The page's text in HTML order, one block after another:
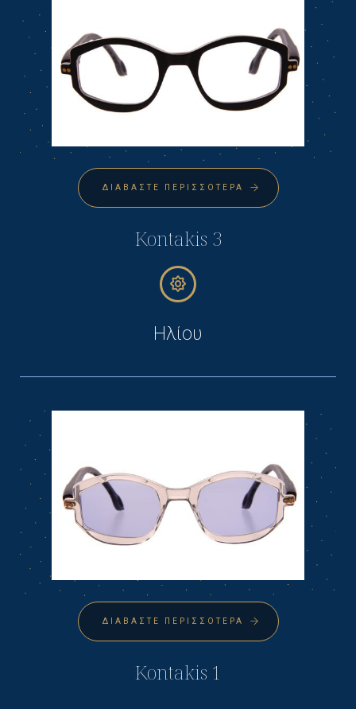
ΔΙΑΒΆΣΤΕ ΠΕΡΙΣΣΌΤΕΡΑ
Kontakis 3
Ηλίου
ΔΙΑΒΆΣΤΕ ΠΕΡΙΣΣΌΤΕΡΑ
Kontakis 1